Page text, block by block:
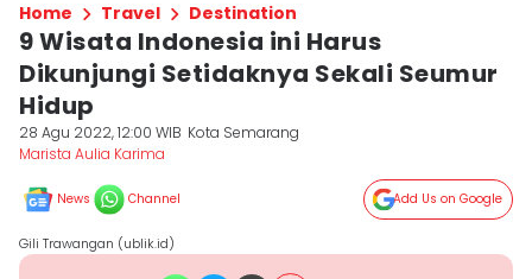
Home Travel Destination
9 Wisata Indonesia ini Harus
Dikunjungi Setidaknya Sekali Seumur
Hidup
28 Agu 2022, 12:00 WIB Kota Semarang
Marista Aulia Karima
News Channel Add Us on Google
Gili Trawangan (ublik.id)